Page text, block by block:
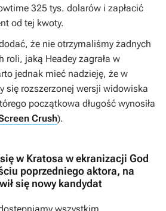
325 tys. dolarów i zapłacić
od tej kwoty.
że nie otrzymaliśmy żadnych
roli, jaką Headey zagrała w
jednak mieć nadzieję, że w
się rozszerzonej wersji widowiska
początkowa długość wynosiła
Crush).
w Kratosa w ekranizacji God
poprzedniego aktora, na
się nowy kandydat